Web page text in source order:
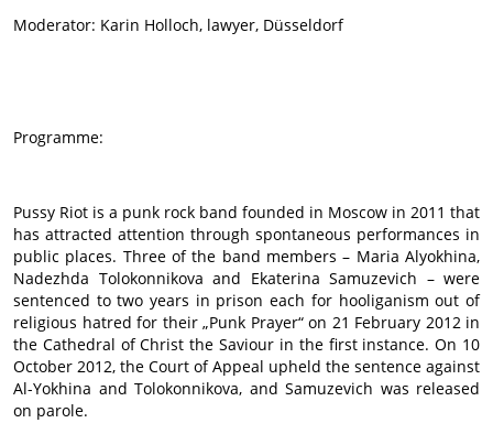
Moderator: Karin Holloch, lawyer, Düsseldorf
Programme:
Pussy Riot is a punk rock band founded in Moscow in 2011 that
has attracted attention through spontaneous performances in
public places. Three of the band members – Maria Alyokhina,
Nadezhda Tolokonnikova and Ekaterina Samuzevich – were
sentenced to two years in prison each for hooliganism out of
religious hatred for their „Punk Prayer“ on 21 February 2012 in
the Cathedral of Christ the Saviour in the first instance. On 10
October 2012, the Court of Appeal upheld the sentence against
Al-Yokhina and Tolokonnikova, and Samuzevich was released
on parole.